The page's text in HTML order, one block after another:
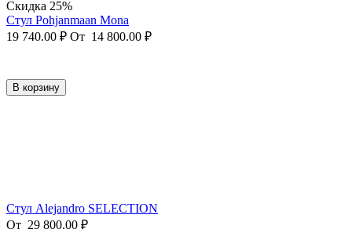
Скидка 25%
Стул Pohjanmaan Mona
19 740.00 ₽ От 14 800.00 ₽
В корзину
Стул Alejandro SELECTION
От 29 800.00 ₽